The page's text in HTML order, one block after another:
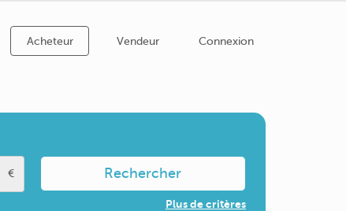
Acheteur Vendeur Connexion
€ Rechercher
Plus de critères